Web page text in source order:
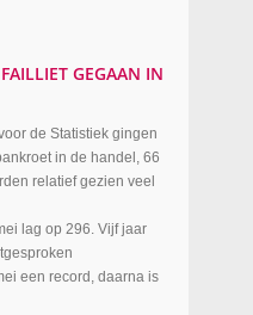
GEGAAN IN
de Statistiek gingen
in de handel, 66
relatief gezien veel
lag op 296. Vijf jaar
een record, daarna is